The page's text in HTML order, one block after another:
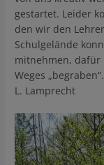
gestartet. Leider
den wir den
Schulgelände
mitnehmen, dafür
Weges „begraben“.
L. Lamprecht